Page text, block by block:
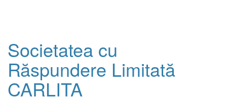
Societatea cu
Răspundere Limitată
CARLITA